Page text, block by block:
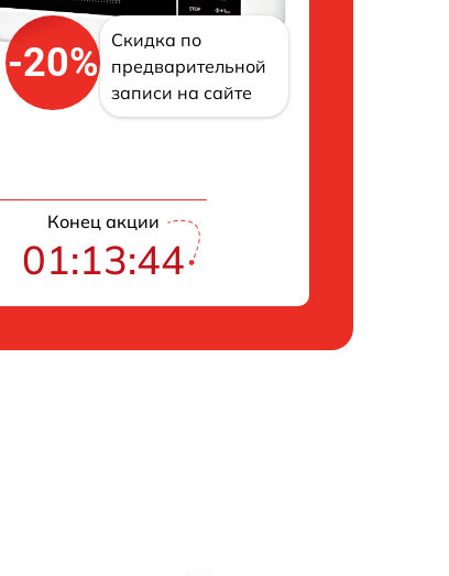
-20%
Скидка по
предварительной
записи на сайте
Конец акции
01:13:43